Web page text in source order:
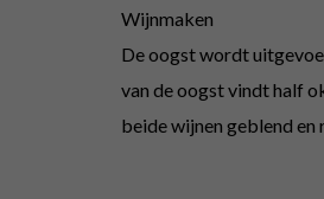
Wijnmaken
De oogst wordt
van de oogst vindt half
beide wijnen geblend